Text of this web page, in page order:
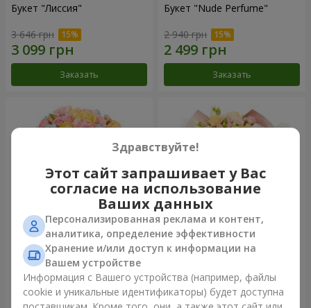
Букет "Лиссия"
3 646 грн
Заказать
Букет "Nude Perfume"
2 940 грн
Заказать
Букет "Нежность рассвета"
4 265 грн
Букет "Прикосновение
нежности"
2 499 грн
Здравствуйте!
Этот сайт запрашивает у Вас
согласие на использование
Ваших данных
Персонализированная реклама и контент,
аналитика, определение эффективности
Хранение и/или доступ к информации на
Вашем устройстве
Информация с Вашего устройства (например, файлы
cookie и уникальные идентификаторы) будет доступна